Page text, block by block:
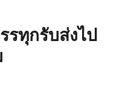
รทุกรับส่งไป